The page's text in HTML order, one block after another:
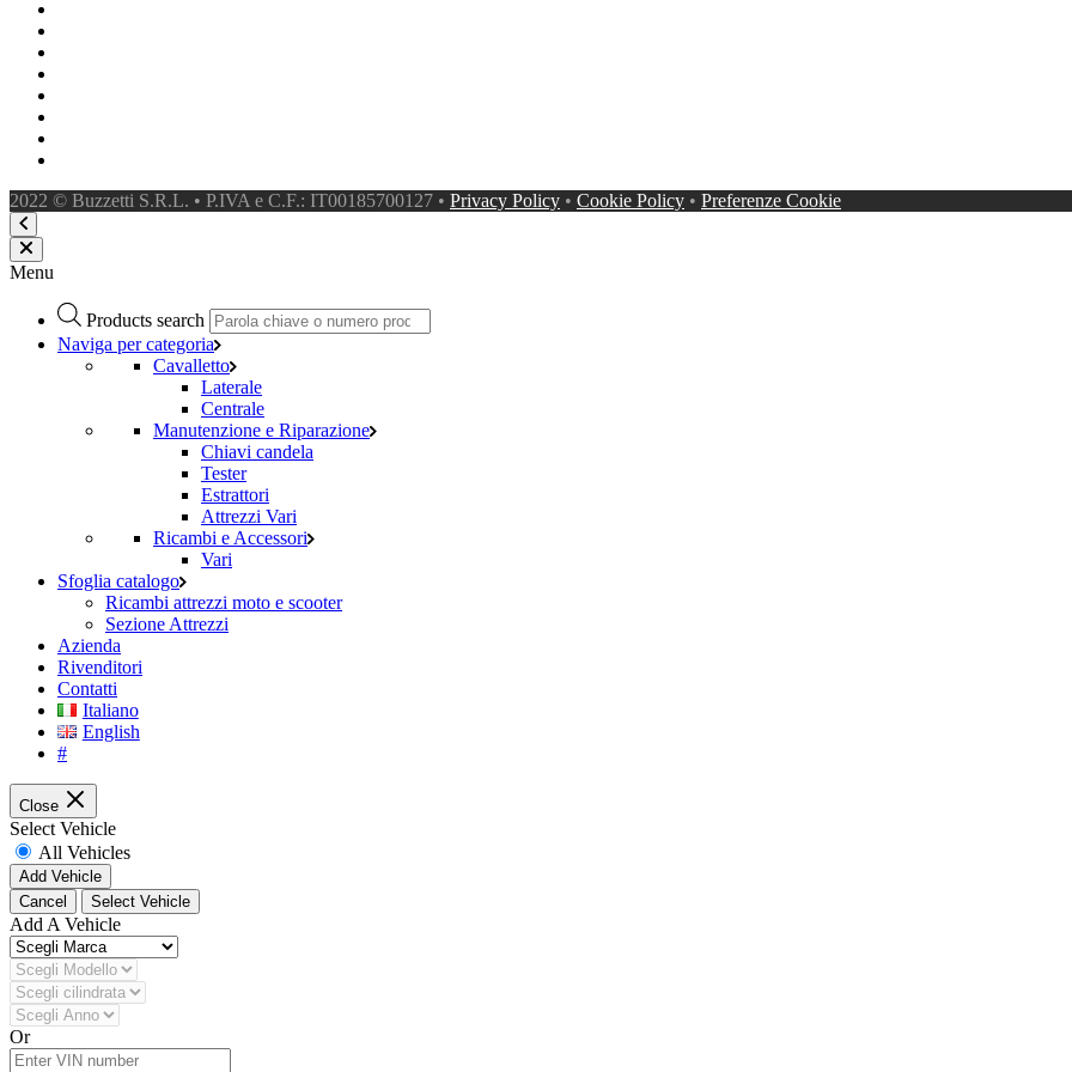
2022 © Buzzetti S.R.L. • P.IVA e C.F.: IT00185700127 • Privacy Policy • Cookie Policy • Preferenze Cookie
Menu
Products search
Naviga per categoria
Cavalletto
Laterale
Centrale
Manutenzione e Riparazione
Chiavi candela
Tester
Estrattori
Attrezzi Vari
Ricambi e Accessori
Vari
Sfoglia catalogo
Ricambi attrezzi moto e scooter
Sezione Attrezzi
Azienda
Rivenditori
Contatti
Italiano
English
#
Close
Select Vehicle
All Vehicles
Add Vehicle
Cancel
Select Vehicle
Add A Vehicle
Or